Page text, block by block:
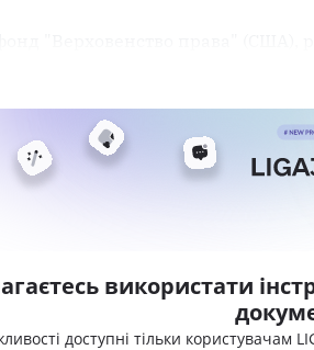
використати
доступні тільки користувачам